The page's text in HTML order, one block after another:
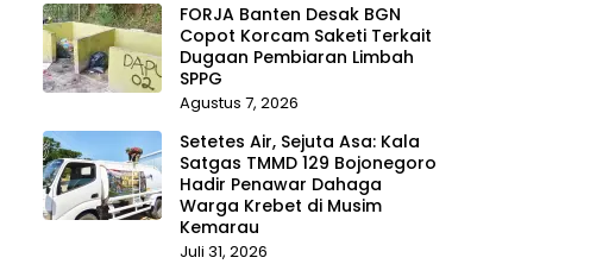
FORJA Banten Desak BGN
Copot Korcam Saketi Terkait
Dugaan Pembiaran Limbah
SPPG
Agustus 7, 2026
Setetes Air, Sejuta Asa: Kala
Satgas TMMD 129 Bojonegoro
Hadir Penawar Dahaga
Warga Krebet di Musim
Kemarau
Juli 31, 2026